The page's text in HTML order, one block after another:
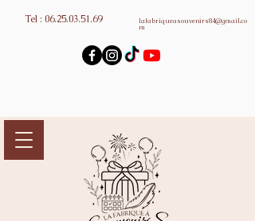
Tel : 06.25.03.51.69
lafabriqueasouvenirs84@gmail.co
m